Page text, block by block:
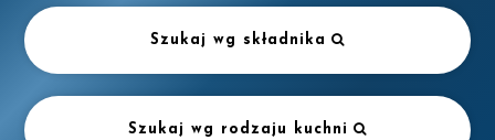
Szukaj wg składnika
Szukaj wg rodzaju kuchni